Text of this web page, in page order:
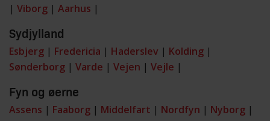
| Viborg | Aarhus |
Sydjylland
Esbjerg | Fredericia | Haderslev | Kolding |
Sønderborg | Varde | Vejen | Vejle |
Fyn og øerne
Assens | Faaborg | Middelfart | Nordfyn | Nyborg |